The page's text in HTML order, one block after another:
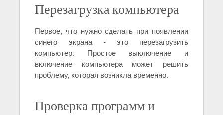
Перезагрузка компьютера
Первое, что нужно сделать при появлении
синего экрана - это перезагрузить
компьютер. Простое выключение и
включение компьютера может решить
проблему, которая возникла временно.
Проверка программ и